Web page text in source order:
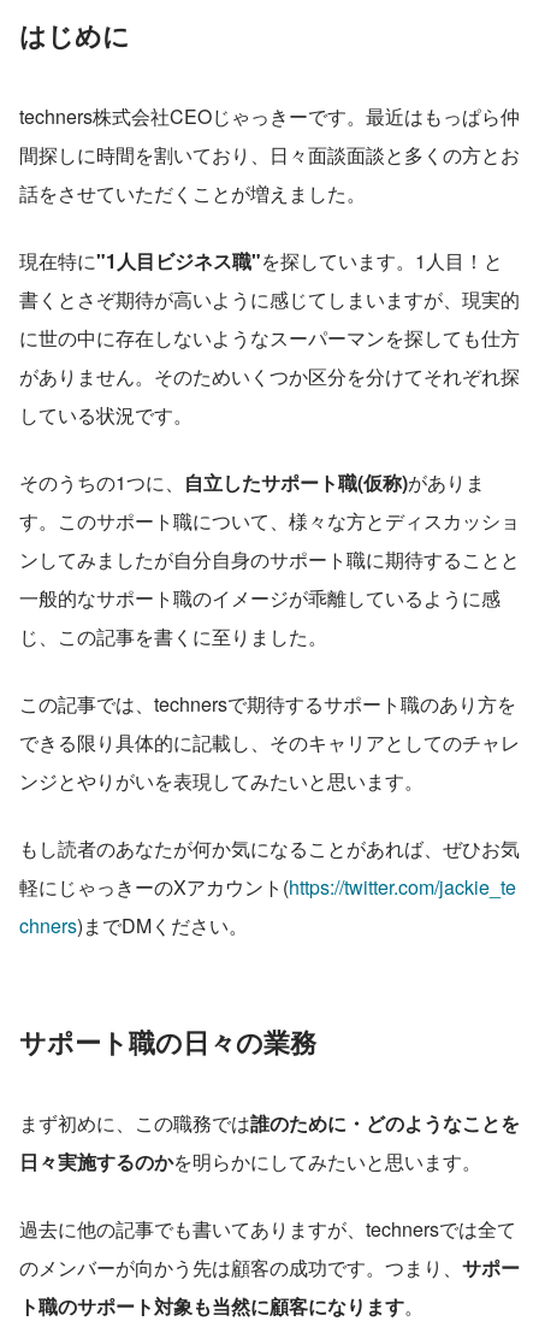
はじめに
techners株式会社CEOじゃっきーです。最近はもっぱら仲
間探しに時間を割いており、日々面談面談と多くの方とお
話をさせていただくことが増えました。
現在特に"1人目ビジネス職"を探しています。1人目！と
書くとさぞ期待が高いように感じてしまいますが、現実的
に世の中に存在しないようなスーパーマンを探しても仕方
がありません。そのためいくつか区分を分けてそれぞれ探
している状況です。
そのうちの1つに、 自立したサポート職(仮称)がありま
す。このサポート職について、様々な方とディスカッショ
ンしてみましたが自分自身のサポート職に期待することと
一般的なサポート職のイメージが乖離しているように感
じ、この記事を書くに至りました。
この記事では、technersで期待するサポート職のあり方を
できる限り具体的に記載し、そのキャリアとしてのチャレ
ンジとやりがいを表現してみたいと思います。
もし読者のあなたが何か気になることがあれば、ぜひお気
軽にじゃっきーのXアカウント(https://twitter.com/jackie_te
chners)までDMください。
サポート職の日々の業務
まず初めに、この職務では誰のために・どのようなことを
日々実施するのかを明らかにしてみたいと思います。
過去に他の記事でも書いてありますが、technersでは全て
のメンバーが向かう先は顧客の成功です。つまり、 サポー
ト職のサポート対象も当然に顧客になります。